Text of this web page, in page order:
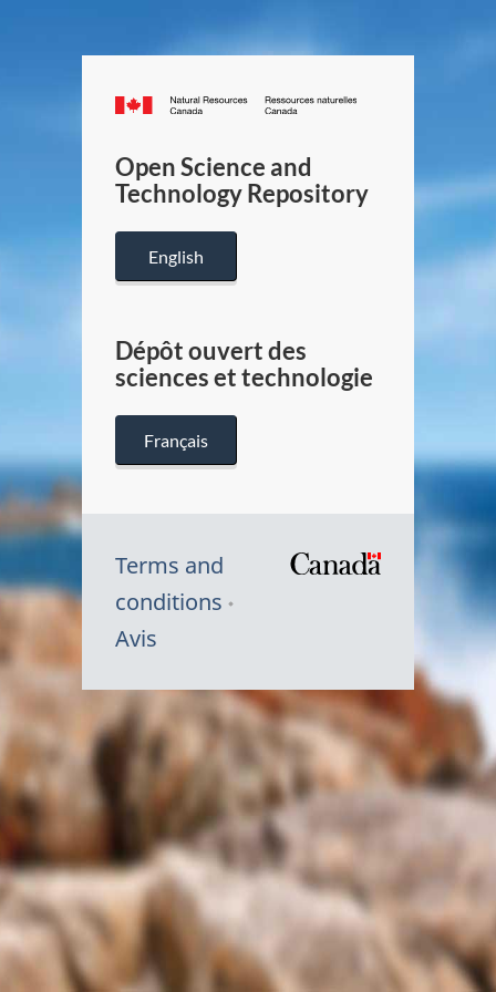
Canada.ca
/
Canada
Open Science and
Technology Repository
English
Dépôt ouvert des
sciences et technologie
Français
Terms and
conditions
Avis
Symbole
du
Canada